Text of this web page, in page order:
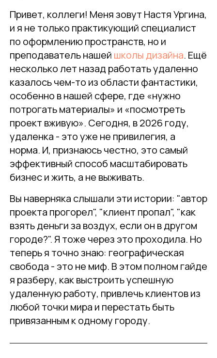
Привет, коллеги! Меня зовут Настя Ургина,
и я не только практикующий специалист
по оформлению пространств, но и
преподаватель нашей школы дизайна. Ещё
несколько лет назад работать удаленно
казалось чем-то из области фантастики,
особенно в нашей сфере, где «нужно
потрогать материалы» и «посмотреть
проект вживую». Сегодня, в 2026 году,
удаленка - это уже не привилегия, а
норма. И, признаюсь честно, это самый
эффективный способ масштабировать
бизнес и жить, а не выживать.
Вы наверняка слышали эти истории: "автор
проекта прогорел", "клиент пропал", "как
взять деньги за воздух, если он в другом
городе?". Я тоже через это проходила. Но
теперь я точно знаю: географическая
свобода - это не миф. В этом полном гайде
я разберу, как выстроить успешную
удаленную работу, привлечь клиентов из
любой точки мира и перестать быть
привязанным к одному городу.